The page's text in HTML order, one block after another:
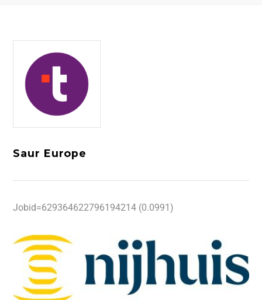
Saur Europe
Jobid=629364622796194214 (0.0991)